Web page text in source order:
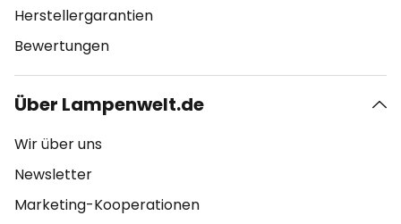
Herstellergarantien
Bewertungen
Über Lampenwelt.de
Wir über uns
Newsletter
Marketing-Kooperationen